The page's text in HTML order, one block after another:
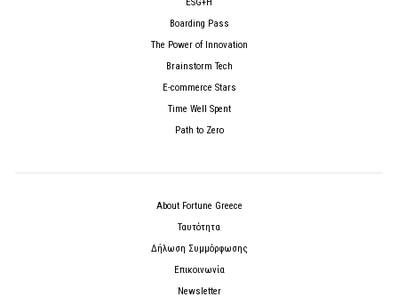
Boarding Pass
The Power of Innovation
Brainstorm Tech
E-commerce Stars
Time Well Spent
Path to Zero
About Fortune Greece
Ταυτότητα
Δήλωση Συμμόρφωσης
Επικοινωνία
Newsletter